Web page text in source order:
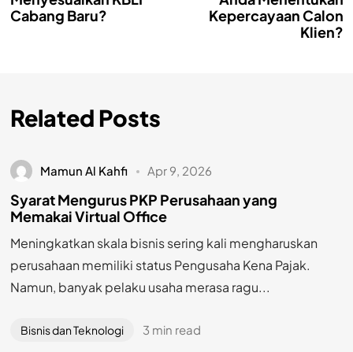
Cabang Baru?
Kepercayaan Calon
Klien?
Related Posts
Mamun Al Kahfi Apr 9, 2026
Syarat Mengurus PKP Perusahaan yang
Memakai Virtual Office
Meningkatkan skala bisnis sering kali mengharuskan
perusahaan memiliki status Pengusaha Kena Pajak.
Namun, banyak pelaku usaha merasa ragu...
Bisnis dan Teknologi 3 min read